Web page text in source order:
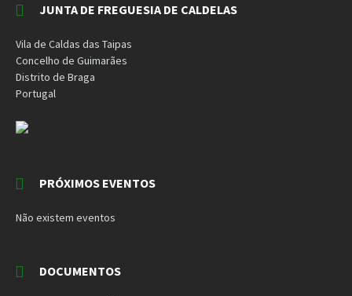
JUNTA DE FREGUESIA DE CALDELAS
Vila de Caldas das Taipas
Concelho de Guimarães
Distrito de Braga
Portugal
PRÓXIMOS EVENTOS
Não existem eventos
DOCUMENTOS